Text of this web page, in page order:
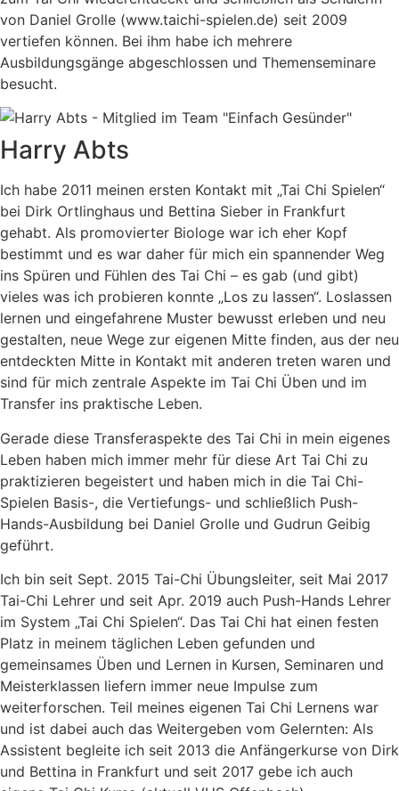
von Daniel Grolle (www.taichi-spielen.de) seit 2009
vertiefen können. Bei ihm habe ich mehrere
Ausbildungsgänge abgeschlossen und Themenseminare
besucht.
Harry Abts
Ich habe 2011 meinen ersten Kontakt mit „Tai Chi Spielen“
bei Dirk Ortlinghaus und Bettina Sieber in Frankfurt
gehabt. Als promovierter Biologe war ich eher Kopf
bestimmt und es war daher für mich ein spannender Weg
ins Spüren und Fühlen des Tai Chi – es gab (und gibt)
vieles was ich probieren konnte „Los zu lassen“. Loslassen
lernen und eingefahrene Muster bewusst erleben und neu
gestalten, neue Wege zur eigenen Mitte finden, aus der neu
entdeckten Mitte in Kontakt mit anderen treten waren und
sind für mich zentrale Aspekte im Tai Chi Üben und im
Transfer ins praktische Leben.
Gerade diese Transferaspekte des Tai Chi in mein eigenes
Leben haben mich immer mehr für diese Art Tai Chi zu
praktizieren begeistert und haben mich in die Tai Chi-
Spielen Basis-, die Vertiefungs- und schließlich Push-
Hands-Ausbildung bei Daniel Grolle und Gudrun Geibig
geführt.
Ich bin seit Sept. 2015 Tai-Chi Übungsleiter, seit Mai 2017
Tai-Chi Lehrer und seit Apr. 2019 auch Push-Hands Lehrer
im System „Tai Chi Spielen“. Das Tai Chi hat einen festen
Platz in meinem täglichen Leben gefunden und
gemeinsames Üben und Lernen in Kursen, Seminaren und
Meisterklassen liefern immer neue Impulse zum
weiterforschen. Teil meines eigenen Tai Chi Lernens war
und ist dabei auch das Weitergeben vom Gelernten: Als
Assistent begleite ich seit 2013 die Anfängerkurse von Dirk
und Bettina in Frankfurt und seit 2017 gebe ich auch